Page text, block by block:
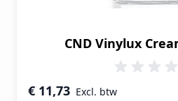
CND Vinylux
Speciale prijs
€ 11,73